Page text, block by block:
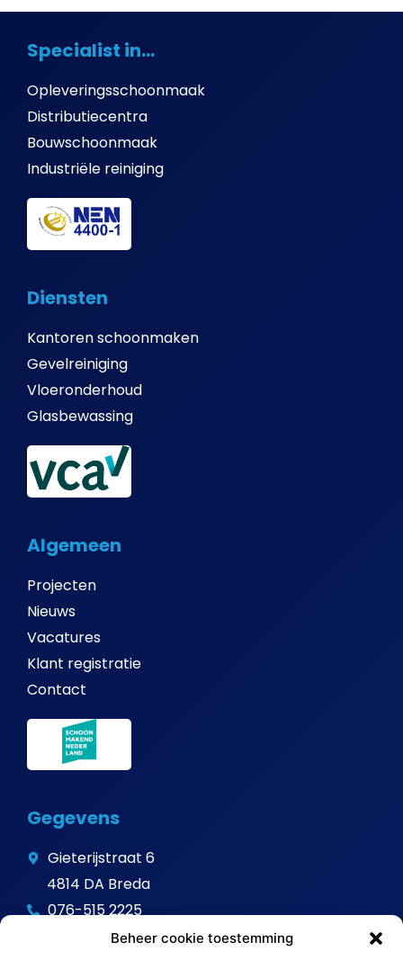
Beheer cookie toestemming
Specialist in...
Opleveringsschoonmaak
Distributiecentra
Bouwschoonmaak
Industriële reiniging
Diensten
Kantoren schoonmaken
Gevelreiniging
Vloeronderhoud
Glasbewassing
Algemeen
Projecten
Nieuws
Vacatures
Klant registratie
Contact
Gegevens
Gieterijstraat 6
4814 DA Breda
076-515 2225
info@avitalschoonmaak.nl